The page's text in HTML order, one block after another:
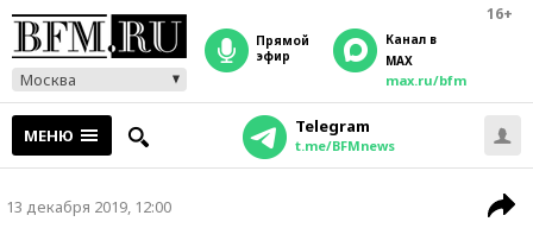
16+
Москва
прямой
эфир
Канал в
MAX
max.ru/bfm
МЕНЮ Telegram
t.me/BFMnews
13 декабря 2019, 12:00